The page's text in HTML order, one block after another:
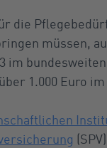
die
müssen,
im
1.000 Euro im